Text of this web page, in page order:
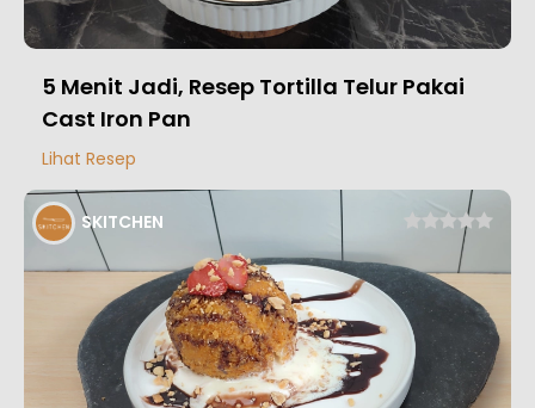
5 Menit Jadi, Resep Tortilla Telur Pakai
Cast Iron Pan
Lihat Resep
SKITCHEN